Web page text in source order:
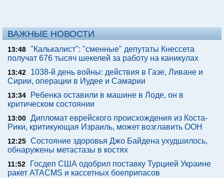
ВАЖНЫЕ НОВОСТИ
13:48 "Калькалист": "сменные" депутаты Кнессета
получат 676 тысяч шекелей за работу на каникулах
13:42
1038-й день войны: действия в Газе, Ливане и
Сирии, операции в Иудее и Самарии
13:34
Ребенка оставили в машине в Лоде, он в
критическом состоянии
13:00 Дипломат еврейского происхождения из Коста-
Рики, критикующая Израиль, может возглавить ООН
12:25 Состояние здоровья Джо Байдена ухудшилось,
обнаружены метастазы в костях
11:52
Госдеп США одобрил поставку Турцией Украине
ракет ATACMS и кассетных боеприпасов